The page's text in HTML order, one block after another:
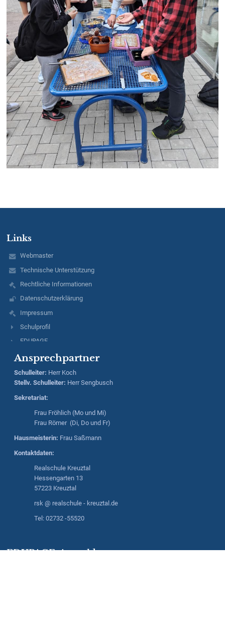
Links
Webmaster
Technische Unterstützung
Rechtliche Informationen
Datenschutzerklärung
Impressum
Schulprofil
EDUPAGE
Ansprechpartner
Schulleiter: Herr Koch
Stellv. Schulleiter: HerrSengbusch
Sekretariat:
Frau Fröhlich (Mo und Mi)
Frau Römer (Di, Do und Fr)
Hausmeisterin: Frau Saßmann
Kontaktdaten:
Realschule Kreuztal
Hessengarten 13
57223 Kreuztal
rsk @ realschule - kreuztal.de
Tel: 02732 -55520
EDUPAGE-Anmeldung